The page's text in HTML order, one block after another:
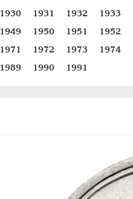
1930 1931 1932 1933
1949 1950 1951 1952
1971 1972 1973 1974
1989 1990 1991